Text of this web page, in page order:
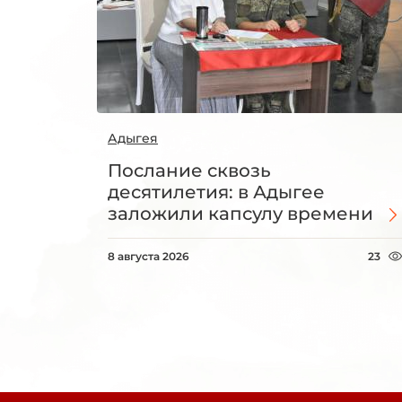
Адыгея
Послание сквозь
десятилетия: в Адыгее
заложили капсулу времени
8 августа 2026 23